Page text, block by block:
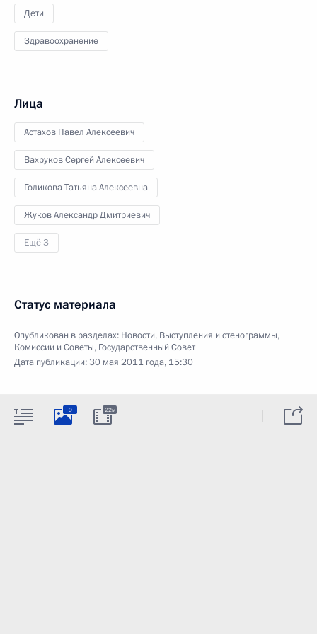
Дети
Здравоохранение
Лица
Астахов Павел Алексеевич
Вахруков Сергей Алексеевич
Голикова Татьяна Алексеевна
Жуков Александр Дмитриевич
Ещё 3
Статус материала
Опубликован в разделах: Новости, Выступления и стенограммы,
Комиссии и Советы, Государственный Совет
Дата публикации:30 мая 2011 года, 15:30
9 22м